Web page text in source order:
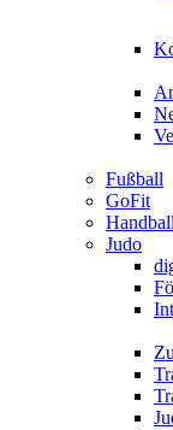
Fußball
GoFit
Handball
Judo